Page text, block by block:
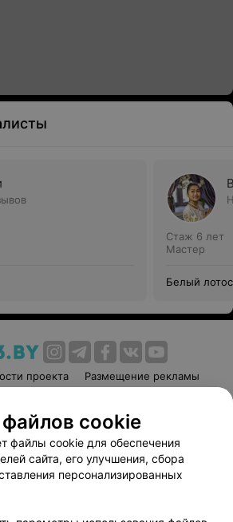
Стаж 6 лет
Мастер
Белый лотос
проекта
Размещение рекламы
соглашение
Способы оплаты
Партнеры
руководителю 103.by
cookie
файлы cookie для обеспечения
сайта, его улучшения, сбора
персонализированных